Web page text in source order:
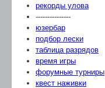
рекорды улова
---------------
юзербар
подбор лески
таблица разрядов
время игры
форумные турниры
квест наживки